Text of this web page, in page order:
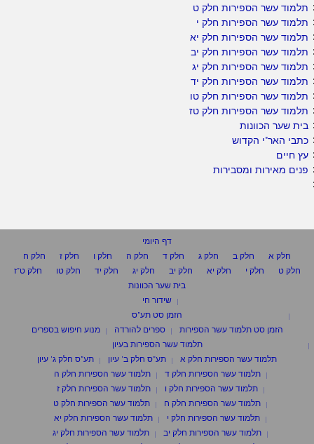
תלמוד עשר הספירות חלק ט
תלמוד עשר הספירות חלק י
תלמוד עשר הספירות חלק יא
תלמוד עשר הספירות חלק יב
תלמוד עשר הספירות חלק יג
תלמוד עשר הספירות חלק יד
תלמוד עשר הספירות חלק טו
תלמוד עשר הספירות חלק טז
בית שער הכוונות
כתבי האר"י הקדוש
עץ חיים
פנים מאירות ומסבירות
דף היומי
חלק א
חלק ב חלק ג חלק ד חלק ה חלק ו חלק ז
חלק ח
חלק ט
חלק י חלק יא חלק יב חלק יג חלק יד חלק טו
חלק ט"ז
בית שער הכוונות
שידור חי
הזמן סט תע"ס
הזמן סט תלמוד עשר הספירות
ספרים להורדה
מנוע חיפוש בספרים
תלמוד עשר הספירות בעיון
תלמוד עשר הספירות חלק א
תע"ס חלק ב' עיון
תע"ס חלק ג' עיון
תלמוד עשר הספירות חלק ד
תלמוד עשר הספירות חלק ה
תלמוד עשר הספירות חלק ו
תלמוד עשר הספירות חלק ז
תלמוד עשר הספירות חלק ח
תלמוד עשר הספירות חלק ט
תלמוד עשר הספירות חלק י
תלמוד עשר הספירות חלק יא
תלמוד עשר הספירות חלק יב
תלמוד עשר הספירות חלק יג